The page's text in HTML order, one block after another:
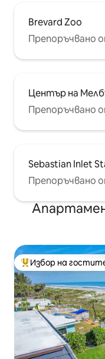
Brevard Zoo
Препоръчвано
Център на
Препоръчвано
Sebastian Inlet
Препоръчвано
Най-популярен
Избор на